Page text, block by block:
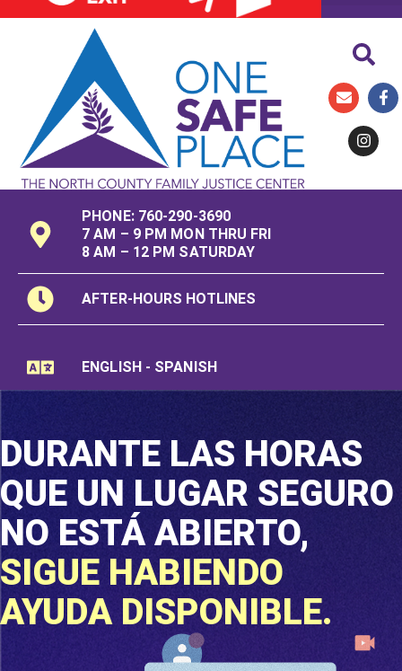
PHONE: 760-290-3690
7 AM – 9 PM MON THRU FRI
8 AM – 12 PM SATURDAY
AFTER-HOURS HOTLINES
ENGLISH - SPANISH
DURANTE LAS HORAS
QUE UN LUGAR SEGURO
NO ESTÁ ABIERTO,
SIGUE HABIENDO
AYUDA DISPONIBLE.